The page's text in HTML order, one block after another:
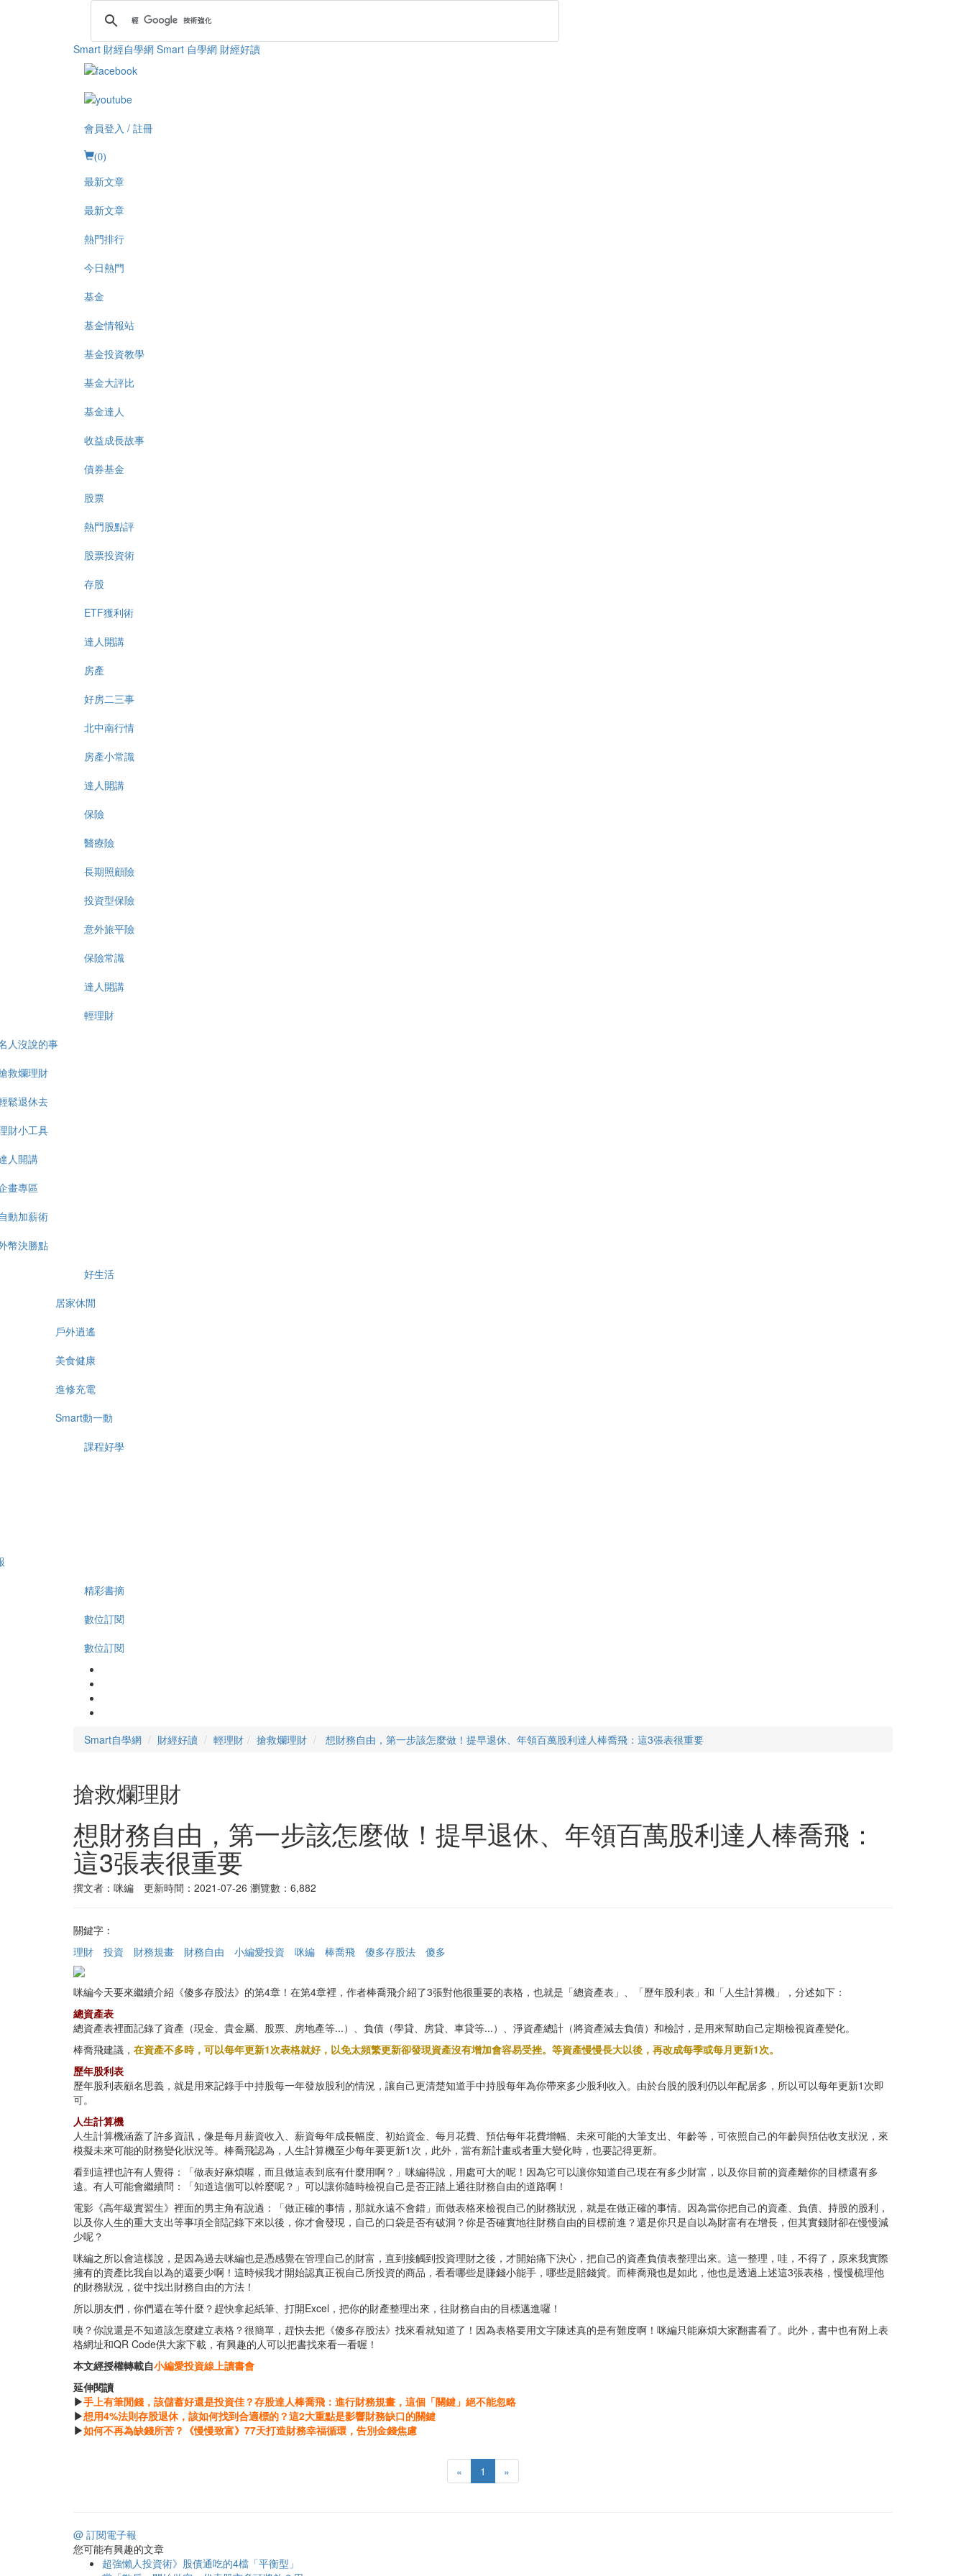
Smart 財經自學網 Smart 自學網 財經好讀
會員登入 / 註冊
(0)
最新文章
最新文章
熱門排行
今日熱門
基金
基金情報站
基金投資教學
基金大評比
基金達人
收益成長故事
債券基金
股票
熱門股點評
股票投資術
存股
ETF獲利術
達人開講
房產
好房二三事
北中南行情
房產小常識
達人開講
保險
醫療險
長期照顧險
投資型保險
意外旅平險
保險常識
達人開講
輕理財
人沒說的事
救爛理財
鬆退休去
財小工具
人開講
畫專區
動加薪術
幣決勝點
好生活
居家休閒
戶外逍遙
美食健康
進修充電
Smart動一動
課程好學
精彩書摘
數位訂閱
數位訂閱
Smart自學網 財經好讀 輕理財 搶救爛理財 想財務自由，第一步該怎麼做！提早退休、年領百萬股利達人棒喬飛：這3張表很重要
搶救爛理財
想財務自由，第一步該怎麼做！提早退休、年領百萬股利達人棒喬飛：
這3張表很重要
撰文者：咪編 更新時間：2021-07-26 瀏覽數：6,882
關鍵字：
理財
投資 財務規畫 財務自由 小編愛投資 咪編 棒喬飛 傻多存股法 傻多
咪編今天要來繼續介紹《傻多存股法》的第4章！在第4章裡，作者棒喬飛介紹了3張對他很重要的表格，也就是「總資產表」、「歷年股利表」和「人生計算機」，分述如下：
總資產表
總資產表裡面記錄了資產（現金、貴金屬、股票、房地產等...）、負債（學貸、房貸、車貸等...）、淨資產總計（將資產減去負債）和檢討，是用來幫助自己定期檢視資產變化。
棒喬飛建議， 在資產不多時，可以每年更新1次表格就好，以免太頻繁更新卻發現資產沒有增加會容易受挫。等資產慢慢長大以後，再改成每季或每月更新1次。
歷年股利表
歷年股利表顧名思義，就是用來記錄手中持股每一年發放股利的情況，讓自己更清楚知道手中持股每年為你帶來多少股利收入。由於台股的股利仍以年配居多，所以可以每年更新1次即
可。
人生計算機
人生計算機涵蓋了許多資訊，像是每月薪資收入、薪資每年成長幅度、初始資金、每月花費、預估每年花費增幅、未來可能的大筆支出、年齡等，可依照自己的年齡與預估收支狀況，來
模擬未來可能的財務變化狀況等。棒喬飛認為，人生計算機至少每年要更新1次，此外，當有新計畫或者重大變化時，也要記得更新。
看到這裡也許有人覺得：「做表好麻煩喔，而且做這表到底有什麼用啊？」咪編得說，用處可大的呢！因為它可以讓你知道自己現在有多少財富，以及你目前的資產離你的目標還有多
遠。有人可能會繼續問：「知道這個可以幹麼呢？」可以讓你隨時檢視自己是否正踏上通往財務自由的道路啊！
電影《高年級實習生》裡面的男主角有說過：「做正確的事情，那就永遠不會錯」而做表格來檢視自己的財務狀況，就是在做正確的事情。因為當你把自己的資產、負債、持股的股利，
以及你人生的重大支出等事項全部記錄下來以後，你才會發現，自己的口袋是否有破洞？你是否確實地往財務自由的目標前進？還是你只是自以為財富有在增長，但其實錢財卻在慢慢減
少呢？
咪編之所以會這樣說，是因為過去咪編也是憑感覺在管理自己的財富，直到接觸到投資理財之後，才開始痛下決心，把自己的資產負債表整理出來。這一整理，哇，不得了，原來我實際
擁有的資產比我自以為的還要少啊！這時候我才開始認真正視自己所投資的商品，看看哪些是賺錢小能手，哪些是賠錢貨。而棒喬飛也是如此，他也是透過上述這3張表格，慢慢梳理他
的財務狀況，從中找出財務自由的方法！
所以朋友們，你們還在等什麼？趕快拿起紙筆、打開Excel，把你的財產整理出來，往財務自由的目標邁進囉！
咦？你說還是不知道該怎麼建立表格？很簡單，趕快去把《傻多存股法》找來看就知道了！因為表格要用文字陳述真的是有難度啊！咪編只能麻煩大家翻書看了。此外，書中也有附上表
格網址和QR Code供大家下載，有興趣的人可以把書找來看一看喔！
本文經授權轉載自小編愛投資線上讀書會
延伸閱讀
▶手上有筆閒錢，該儲蓄好還是投資佳？存股達人棒喬飛：進行財務規畫，這個「關鍵」絕不能忽略
▶想用4%法則存股退休，該如何找到合適標的？這2大重點是影響財務缺口的關鍵
▶如何不再為缺錢所苦？《慢慢致富》77天打造財務幸福循環，告別金錢焦慮
« 1 »
@ 訂閱電子報
您可能有興趣的文章
超強懶人投資術》股債通吃的4檔「平衡型」